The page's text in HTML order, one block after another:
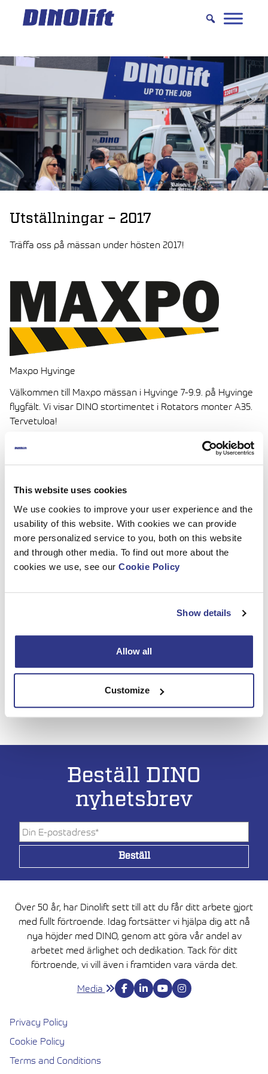
This website uses cookies
We use cookies to improve your user experience and the
usability of this website. With cookies we can provide
more personalized service to you, both on this website
and through other media. To find out more about the
cookies we use, see our Cookie Policy
Show details
Allow all
Customize
Hyppää
sisältöön
Utställningar – 2017
Träffa oss på mässan under hösten 2017!
Maxpo Hyvinge
Välkommen till Maxpo mässan i Hyvinge 7-9.9. på Hyvinge
flygfält. Vi visar DINO stortimentet i Rotators monter A35.
Tervetuloa!
www.maxpo.messukeskus.com
Välkommen till Tysklands viktigaste mässa för liftar och
kranar i Hohenroda, Tyskland 8-9.9. Vi visar DINO
sortimentet i Hematecs monter. Herzlich willkommen!
www.platformers-days.de
Beställ DINO
nyhetsbrev
Över 50 år, har Dinolift sett till att du får ditt arbete gjort
med fullt förtroende. Idag fortsätter vi hjälpa dig att nå
nya höjder med DINO, genom att göra vår andel av
arbetet med ärlighet och dedikation. Tack för ditt
förtroende, vi vill även i framtiden vara värda det.
Media
Privacy Policy
Cookie Policy
Terms and Conditions